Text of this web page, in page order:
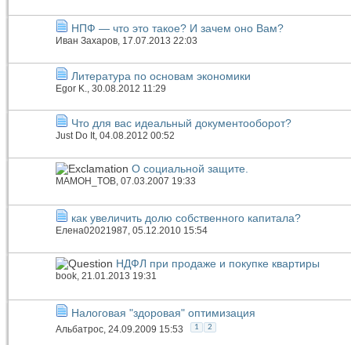
НПФ — что это такое? И зачем оно Вам?
Иван Захаров, 17.07.2013 22:03
Литература по основам экономики
Egor K., 30.08.2012 11:29
Что для вас идеальный документооборот?
Just Do It, 04.08.2012 00:52
О социальной защите.
МAMOH_TOB, 07.03.2007 19:33
как увеличить долю собственного капитала?
Елена02021987, 05.12.2010 15:54
НДФЛ при продаже и покупке квартиры
book, 21.01.2013 19:31
Налоговая "здоровая" оптимизация
Альбатрос, 24.09.2009 15:53 1 2